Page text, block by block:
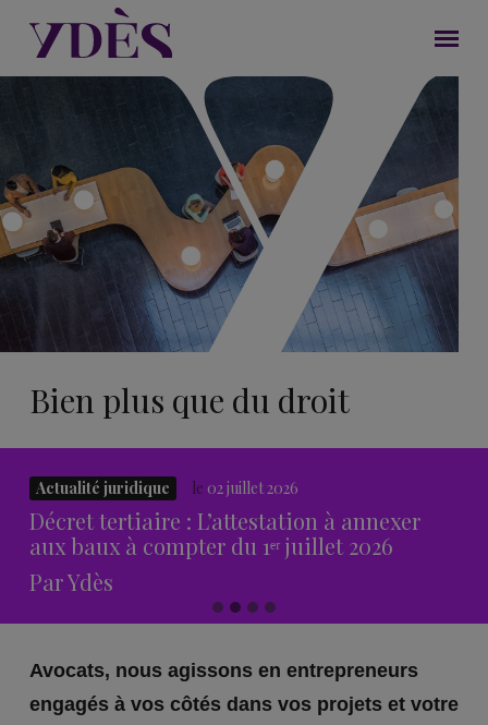
Bien plus que du droit
Actualité juridique le 02 juillet 2026
Décret tertiaire : L’attestation à annexer
aux baux à compter du 1ᵉʳ juillet 2026
ParYdès
Avocats, nous agissons en entrepreneurs
engagés à vos côtés dans vos projets et votre